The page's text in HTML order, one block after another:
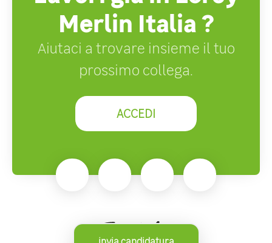
Merlin Italia ?
Aiutaci a trovare insieme il tuo
prossimo collega.
ACCEDI